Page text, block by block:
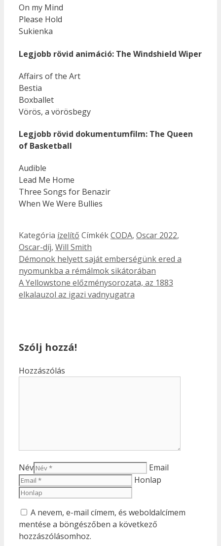
On my Mind
Please Hold
Sukienka
Legjobb rövid animáció: The Windshield Wiper
Affairs of the Art
Bestia
Boxballet
Vörös, a vörösbegy
Legjobb rövid dokumentumfilm: The Queen
of Basketball
Audible
Lead Me Home
Three Songs for Benazir
When We Were Bullies
Kategória ízelítő CímkékCODA, Oscar 2022,
Oscar-díj, Will Smith
Démonok helyett saját emberségünk ered a
nyomunkba a rémálmok sikátorában
A Yellowstone előzménysorozata, az 1883
elkalauzol az igazi vadnyugatra
Szólj hozzá!
Hozzászólás
Név
Email
Honlap
A nevem, e-mail címem, és weboldalcímem
mentése a böngészőben a következő
hozzászólásomhoz.